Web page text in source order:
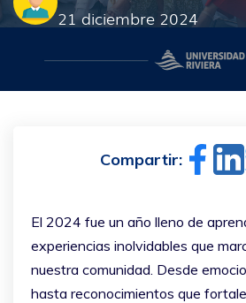
21 diciembre 2024
Compartir:
El 2024 fue un año lleno de
experiencias inolvidables que
nuestra comunidad. Desde
hasta reconocimientos que